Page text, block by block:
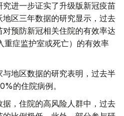
进一步证实了升级版新冠疫苗
区三年数据的研究显示，过去
预防新冠相关住院的有效率达
重症监护室或死亡）的有效率
地区数据的研究表明，过去半
的住院病例。
，住院的高风险人群中，过去